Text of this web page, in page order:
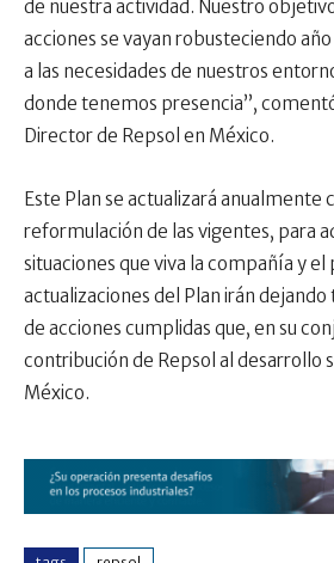
de nuestra actividad. Nuestro
acciones se vayan robusteciendo
a las necesidades de nuestros
donde tenemos presencia”,
Director de Repsol en México.
Este Plan se actualizará anualmente
reformulación de las vigentes, para
situaciones que viva la compañía y el
actualizaciones del Plan irán dejando
de acciones cumplidas que, en su
contribución de Repsol al desarrollo
México.